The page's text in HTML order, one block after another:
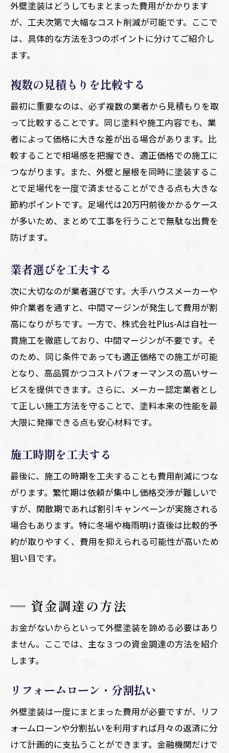
外壁塗装はどうしてもまとまった費用がかかります
が、工夫次第で大幅なコスト削減が可能です。ここで
は、具体的な方法を3つのポイントに分けてご紹介し
ます。
複数の見積もりを比較する
最初に重要なのは、必ず複数の業者から見積もりを取
って比較することです。同じ塗料や施工内容でも、業
者によって価格に大きな差が出る場合があります。比
較することで相場感を把握でき、適正価格での施工に
つながります。また、外壁と屋根を同時に塗装するこ
とで足場代を一度で済ませることができる点も大きな
節約ポイントです。足場代は20万円前後かかるケース
が多いため、まとめて工事を行うことで無駄な出費を
防げます。
業者選びを工夫する
次に大切なのが業者選びです。大手ハウスメーカーや
仲介業者を通すと、中間マージンが発生して費用が割
高になりがちです。一方で、株式会社Plus-Aは自社一
貫施工を徹底しており、中間マージンが不要です。そ
のため、同じ条件であっても適正価格での施工が可能
となり、高品質かつコストパフォーマンスの高いサー
ビスを提供できます。さらに、メーカー認定業者とし
て正しい施工方法を守ることで、塗料本来の性能を最
大限に発揮できる点も安心材料です。
施工時期を工夫する
最後に、施工の時期を工夫することも費用削減につな
がります。繁忙期は依頼が集中し価格交渉が難しいで
すが、閑散期であれば割引キャンペーンが実施される
場合もあります。特に冬場や梅雨明け直後は比較的予
約が取りやすく、費用を抑えられる可能性が高いため
狙い目です。
資金調達の方法
お金がないからといって外壁塗装を諦める必要はあり
ません。ここでは、主な３つの資金調達の方法を紹介
します。
リフォームローン・分割払い
外壁塗装は一度にまとまった費用が必要ですが、リフ
ォームローンや分割払いを利用すれば月々の返済に分
けて計画的に支払うことができます。金融機関だけで